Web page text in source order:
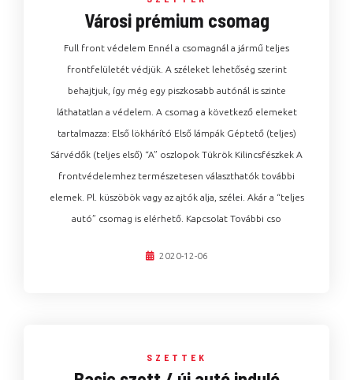
Városi prémium csomag
Full front védelem Ennél a csomagnál a jármű teljes
frontfelületét védjük. A széleket lehetőség szerint
behajtjuk, így még egy piszkosabb autónál is szinte
láthatatlan a védelem. A csomag a következő elemeket
tartalmazza: Első lökhárító Első lámpák Géptető (teljes)
Sárvédők (teljes első) “A” oszlopok Tükrök Kilincsfészkek A
frontvédelemhez természetesen választhatók további
elemek. Pl. küszöbök vagy az ajtók alja, szélei. Akár a “teljes
autó” csomag is elérhető. Kapcsolat További cso
2020-12-06
SZETTEK